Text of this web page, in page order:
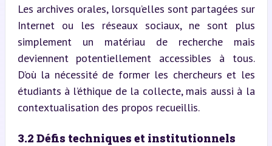
Les archives orales, lorsqu’elles sont partagées sur
Internet ou les réseaux sociaux, ne sont plus
simplement un matériau de recherche mais
deviennent potentiellement accessibles à tous.
D’où la nécessité de former les chercheurs et les
étudiants à l’éthique de la collecte, mais aussi à la
contextualisation des propos recueillis.
3.2 Défis techniques et institutionnels